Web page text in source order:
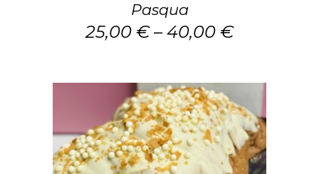
essere
scelte
del
prodotto
Pasqua
25,00 €– 40,00 €